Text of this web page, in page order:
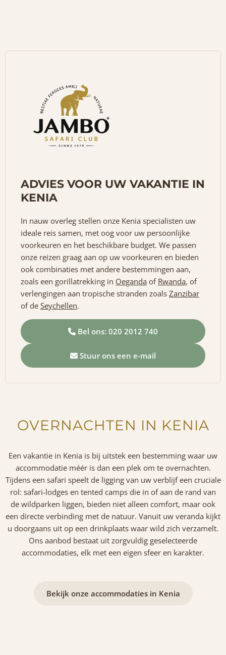
ADVIES VOOR UW VAKANTIE IN
KENIA
In nauw overleg stellen onze Kenia specialisten uw
ideale reis samen, met oog voor uw persoonlijke
voorkeuren en het beschikbare budget. We passen
onze reizen graag aan op uw voorkeuren en bieden
ook combinaties met andere bestemmingen aan,
zoals een gorillatrekking in Oeganda of Rwanda, of
verlengingen aan tropische stranden zoals Zanzibar
of de Seychellen.
Bel ons: 020 2012 740
Stuur ons een e-mail
OVERNACHTEN IN KENIA
Een vakantie in Kenia is bij uitstek een bestemming waar uw
accommodatie méér is dan een plek om te overnachten.
Tijdens een safari speelt de ligging van uw verblijf een cruciale
rol: safari-lodges en tented camps die in of aan de rand van
de wildparken liggen, bieden niet alleen comfort, maar ook
een directe verbinding met de natuur. Vanuit uw veranda kijkt
u doorgaans uit op een drinkplaats waar wild zich verzamelt.
Ons aanbod bestaat uit zorgvuldig geselecteerde
accommodaties, elk met een eigen sfeer en karakter.
Bekijk onze accommodaties in Kenia